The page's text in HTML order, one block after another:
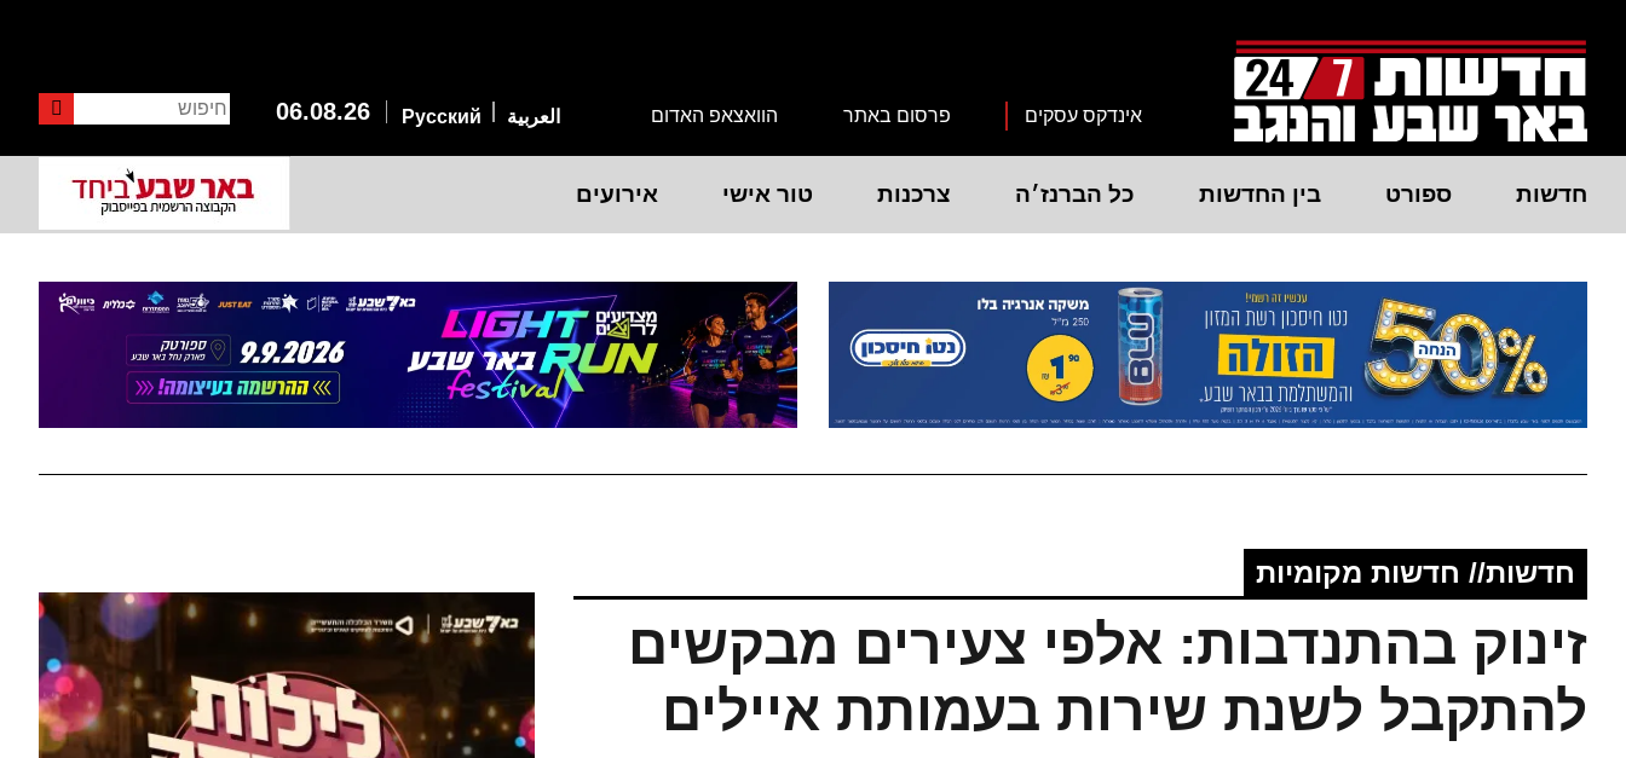
אינדקס עסקים פרסום באתר הוואצאפ האדום 06.08.26 חיפוש
العربية Русский
חדשות ספורט בין החדשות כל הברנז׳ה צרכנות טור אישי אירועים
חדשות// חדשות מקומיות
זינוק בהתנדבות: אלפי צעירים מבקשים
להתקבל לשנת שירות בעמותת איילים